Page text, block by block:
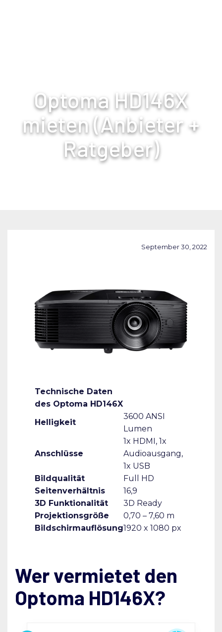
Optoma HD146X
mieten (Anbieter +
Ratgeber)
September 30, 2022
Technische Daten
des Optoma HD146X
Helligkeit
3600 ANSI
Lumen
Anschlüsse
1x HDMI, 1x
Audioausgang,
1x USB
Bildqualität
Full HD
Seitenverhältnis
16,9
3D Funktionalität
3D Ready
Projektionsgröße
0,70 – 7,60 m
Bildschirmauflösung1920 x 1080 px
Wer vermietet den
Optoma HD146X?